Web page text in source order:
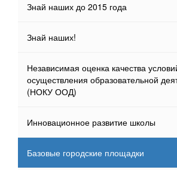
Знай наших до 2015 года
Знай наших!
Независимая оценка качества
осуществления образовательной
(НОКУ ООД)
Инновационное развитие школы
Базовые городские площадки